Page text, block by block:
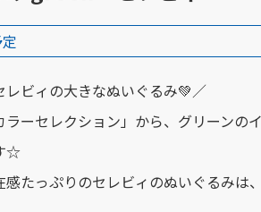
レビィの大きなぬいぐるみ💚／
ラーセレクション」から、グリーンの
☆
感たっぷりのセレビィのぬいぐるみは